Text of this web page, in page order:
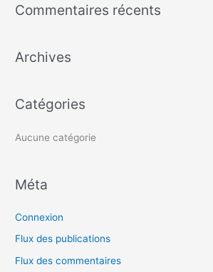
h
r
e
r
Commentaires récents
Archives
Catégories
Aucune catégorie
Méta
Connexion
Flux des publications
Flux des commentaires